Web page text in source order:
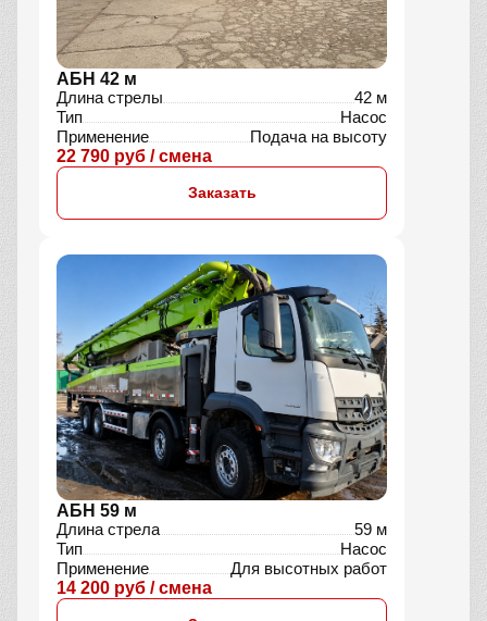
АБН 42 м
Длина стрелы
42 м
Тип
Насос
Применение
Подача на высоту
22 790 руб / смена
Заказать
АБН 59 м
Длина стрела
59 м
Тип
Насос
Применение
Для высотных работ
14 200 руб / смена